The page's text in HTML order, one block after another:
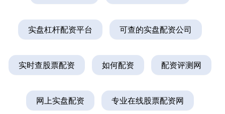
实盘杠杆配资平台 可查的实盘配资公司
实时查股票配资 如何配资 配资评测网
网上实盘配资 专业在线股票配资网